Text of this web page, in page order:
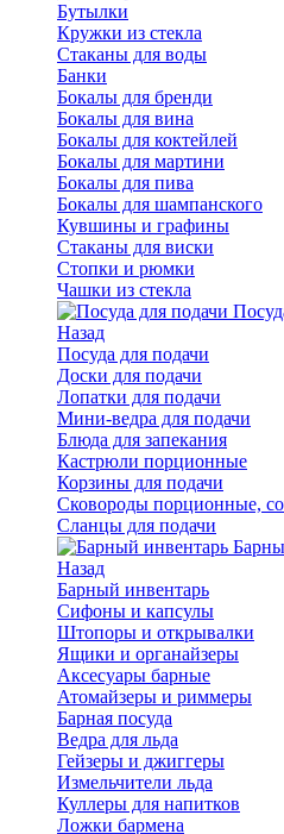
Бутылки
Кружки из стекла
Стаканы для воды
Банки
Бокалы для бренди
Бокалы для вина
Бокалы для коктейлей
Бокалы для мартини
Бокалы для пива
Бокалы для шампанского
Кувшины и графины
Стаканы для виски
Стопки и рюмки
Чашки из стекла
Назад
Посуда для подачи
Доски для подачи
Лопатки для подачи
Мини-ведра для подачи
Блюда для запекания
Кастрюли порционные
Корзины для подачи
Сковороды порционные,
Сланцы для подачи
Назад
Барный инвентарь
Сифоны и капсулы
Штопоры и открывалки
Ящики и органайзеры
Аксесуары барные
Атомайзеры и риммеры
Барная посуда
Ведра для льда
Гейзеры и джиггеры
Измельчители льда
Куллеры для напитков
Ложки бармена